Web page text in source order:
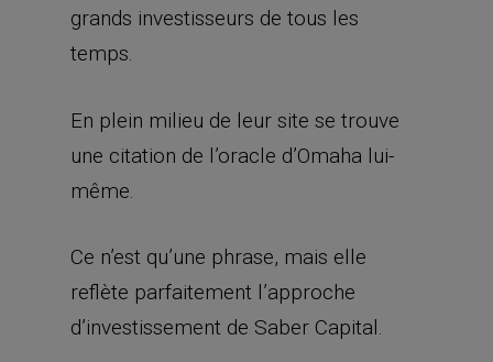
grands investisseurs de tous les
temps.
En plein milieu de leur site se trouve
une citation de l’oracle d’Omaha lui-
même.
Ce n’est qu’une phrase, mais elle
reflète parfaitement l’approche
d’investissement de Saber Capital.